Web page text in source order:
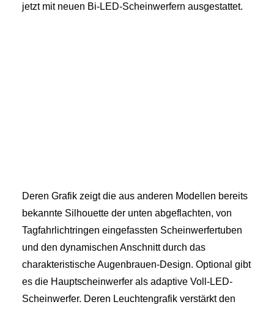
jetzt mit neuen Bi-LED-Scheinwerfern ausgestattet.
Deren Grafik zeigt die aus anderen Modellen bereits
bekannte Silhouette der unten abgeflachten, von
Tagfahrlichtringen eingefassten Scheinwerfertuben
und den dynamischen Anschnitt durch das
charakteristische Augenbrauen-Design. Optional gibt
es die Hauptscheinwerfer als adaptive Voll-LED-
Scheinwerfer. Deren Leuchtengrafik verstärkt den